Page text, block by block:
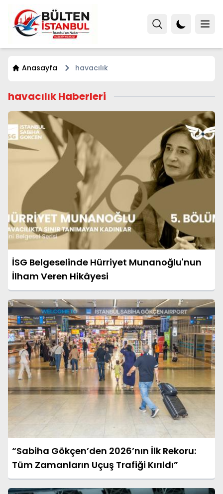
Anasayfa havacılık
havacılık Haberleri
İSG Belgeselinde Hürriyet Munanoğlu'nun
İlham Veren Hikâyesi
“Sabiha Gökçen’den 2026’nın İlk Rekoru:
Tüm Zamanların Uçuş Trafiği Kırıldı”